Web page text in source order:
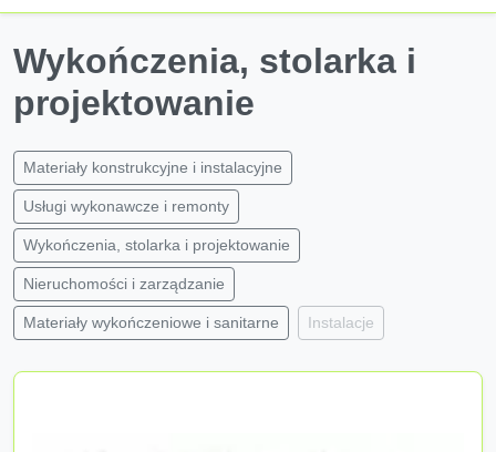
Wykończenia, stolarka i
projektowanie
Materiały konstrukcyjne i instalacyjne
Usługi wykonawcze i remonty
Wykończenia, stolarka i projektowanie
Nieruchomości i zarządzanie
Materiały wykończeniowe i sanitarne Instalacje